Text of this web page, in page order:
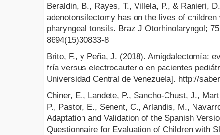
Beraldin, B., Rayes, T., Villela, P., & Ranieri,
adenotonsilectomy has on the lives of
pharyngeal tonsils. Braz J Otorhinolaryngol;
8694(15)30833-8
Brito, F., y Peña, J. (2018). Amigdalectomía:
fría versus electrocauterio en pacientes
Universidad Central de Venezuela]. http://
Chiner, E., Landete, P., Sancho-Chust, J.,
P., Pastor, E., Senent, C., Arlandis, M.,
Adaptation and Validation of the Spanish
Questionnaire for Evaluation of Children with